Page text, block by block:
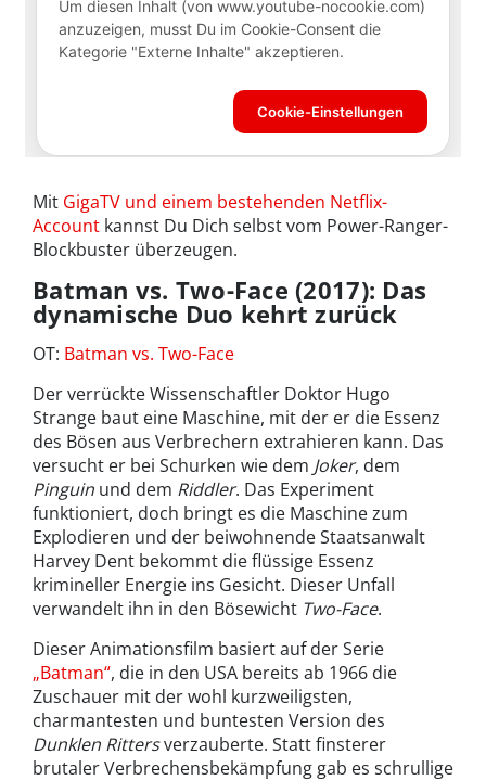
Mit GigaTV und einem bestehenden Netflix-
Account kannst Du Dich selbst vom Power-Ranger-
Blockbuster überzeugen.
Batman vs. Two-Face (2017): Das
dynamische Duo kehrt zurück
OT: Batman vs. Two-Face
Der verrückte Wissenschaftler Doktor Hugo
Strange baut eine Maschine, mit der er die Essenz
des Bösen aus Verbrechern extrahieren kann. Das
versucht er bei Schurken wie dem Joker, dem
Pinguin und dem Riddler. Das Experiment
funktioniert, doch bringt es die Maschine zum
Explodieren und der beiwohnende Staatsanwalt
Harvey Dent bekommt die flüssige Essenz
krimineller Energie ins Gesicht. Dieser Unfall
verwandelt ihn in den Bösewicht Two-Face.
Dieser Animationsfilm basiert auf der Serie
„Batman“, die in den USA bereits ab 1966 die
Zuschauer mit der wohl kurzweiligsten,
charmantesten und buntesten Version des
Dunklen Rittersverzauberte. Statt finsterer
brutaler Verbrechensbekämpfung gab es schrullige